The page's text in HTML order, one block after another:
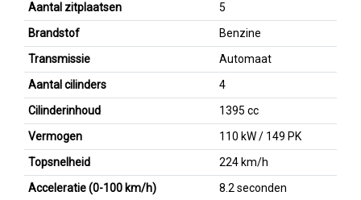
Aantal zitplaatsen
5
Brandstof
Benzine
Transmissie
Automaat
Aantal cilinders
4
Cilinderinhoud
1395 cc
Vermogen
110 kW / 149 PK
Topsnelheid
224 km/h
Acceleratie (0-100 km/h)
8.2 seconden